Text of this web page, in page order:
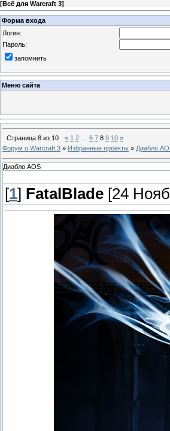
[Всё для Warcraft 3]
Форма входа
Логин:
Пароль:
запомнить
Меню сайта
Страница 8 из 10 « 1 2 6 7 8 9 10 »
Форум о Warcraft 3 » Избранные проекты » Диабло
Диабло AOS
[1] FatalBlade [24